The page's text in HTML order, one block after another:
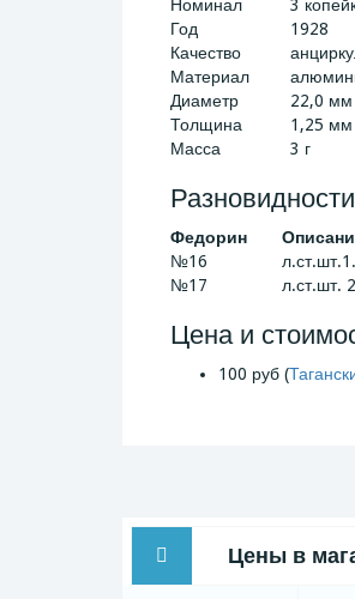
Номинал
3
Год
1928
Качество
Материал
Диаметр
22,0 мм
Толщина
1,25 мм
Масса
3 г
Федорин
№16
№17
л.ст.шт.
Цена и
100 руб (
Цены в